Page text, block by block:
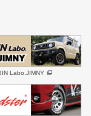
パーツ
NEO
Labo.JIMNY